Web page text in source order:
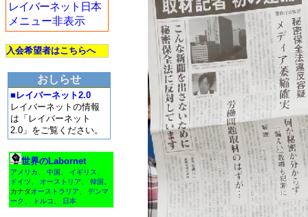
レイバーネット日本
メニュー非表示
入会希望者はこちらへ
おしらせ
■レイバーネット2.0
レイバーネットの情報
は「レイバーネット
2.0」をご覧ください。
世界のLabornet
アメリカ 中国 イギリス
ドイツ
オーストリア 韓国
カナダオーストラリア
デンマ
ーク
トルコ 日本